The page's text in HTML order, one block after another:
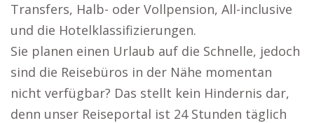
Transfers, Halb- oder Vollpension, All-inclusive
und die Hotelklassifizierungen.
Sie planen einen Urlaub auf die Schnelle, jedoch
sind die Reisebüros in der Nähe momentan
nicht verfügbar? Das stellt kein Hindernis dar,
denn unser Reiseportal ist 24 Stunden täglich